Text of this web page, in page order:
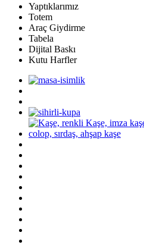
Yaptıklarımız
Totem
Araç Giydirme
Tabela
Dijital Baskı
Kutu Harfler